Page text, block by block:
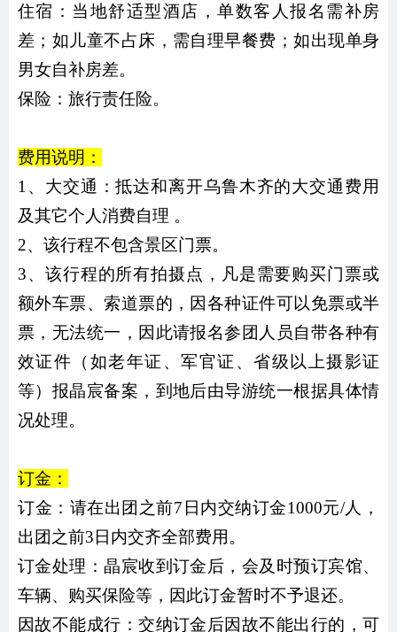
住宿：当地舒适型酒店，单数客人报名需补房
差；如儿童不占床，需自理早餐费；如出现单身
男女自补房差。
保险：旅行责任险。
费用说明：
1、大交通：抵达和离开乌鲁木齐的大交通费用
及其它个人消费自理 。
2、该行程不包含景区门票。
3、该行程的所有拍摄点，凡是需要购买门票或
额外车票、索道票的，因各种证件可以免票或半
票，无法统一，因此请报名参团人员自带各种有
效证件（如老年证、军官证、省级以上摄影证
等）报晶宸备案，到地后由导游统一根据具体情
况处理。
订金：
订金：请在出团之前7日内交纳订金1000元/人，
出团之前3日内交齐全部费用。
订金处理：晶宸收到订金后，会及时预订宾馆、
车辆、购买保险等，因此订金暂时不予退还。
因故不能成行：交纳订金后因故不能出行的，可